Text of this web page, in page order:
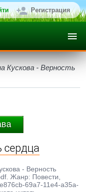
Регистрация
Кускова - Верность
сердца
- Верность
Жанр: Повести,
69a7-11e4-a35a-